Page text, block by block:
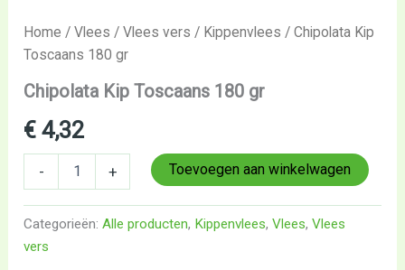
Home /Vlees /Vlees vers / Kippenvlees / Chipolata Kip
Toscaans 180 gr
Chipolata Kip Toscaans 180 gr
€ 4,32
- + Toevoegen aan winkelwagen
Categorieën:Alle producten, Kippenvlees,Vlees,Vlees
vers